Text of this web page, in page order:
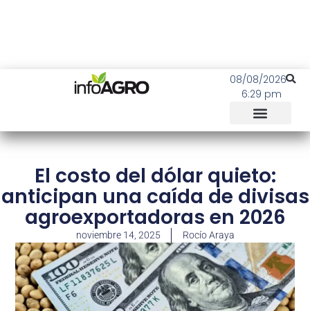
08/08/2026
6:29 pm
El costo del dólar quieto:
anticipan una caída de divisas
agroexportadoras en 2026
noviembre 14, 2025 Rocío Araya